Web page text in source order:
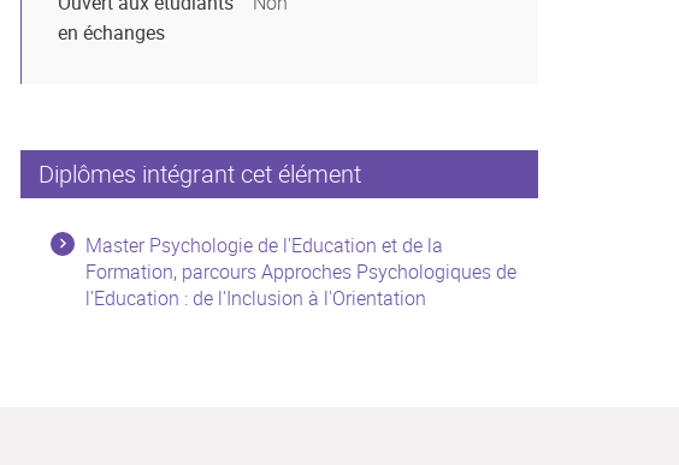
en échanges
Diplômes intégrant cet élément
Master Psychologie de l'Education et de la
Formation, parcours Approches Psychologiques de
l'Education : de l'Inclusion à l'Orientation